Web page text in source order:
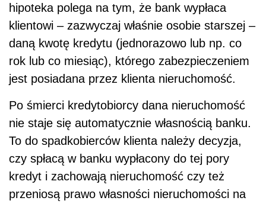
hipoteka polega na tym, że bank wypłaca
klientowi – zazwyczaj właśnie osobie starszej –
daną kwotę kredytu (jednorazowo lub np. co
rok lub co miesiąc), którego zabezpieczeniem
jest posiadana przez klienta nieruchomość.
Po śmierci kredytobiorcy dana nieruchomość
nie staje się automatycznie własnością banku.
To do spadkobierców klienta należy decyzja,
czy spłacą w banku wypłacony do tej pory
kredyt i zachowają nieruchomość czy też
przeniosą prawo własności nieruchomości na